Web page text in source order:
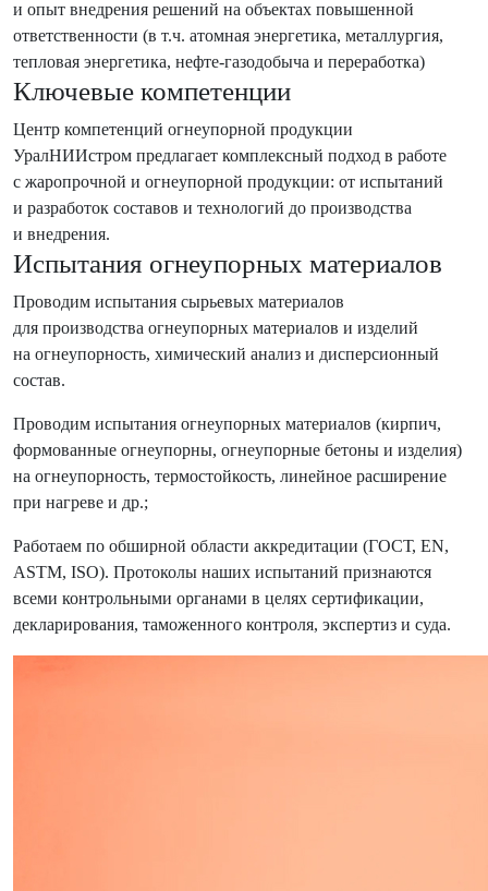
и опыт внедрения решений на объектах повышенной
ответственности (в т.ч. атомная энергетика, металлургия,
тепловая энергетика, нефте-газодобыча и переработка)
Ключевые компетенции
Центр компетенций огнеупорной продукции
УралНИИстром предлагает комплексный подход в работе
с жаропрочной и огнеупорной продукции: от испытаний
и разработок составов и технологий до производства
и внедрения.
Испытания огнеупорных материалов
Проводим испытания сырьевых материалов
для производства огнеупорных материалов и изделий
на огнеупорность, химический анализ и дисперсионный
состав.
Проводим испытания огнеупорных материалов (кирпич,
формованные огнеупорны, огнеупорные бетоны и изделия)
на огнеупорность, термостойкость, линейное расширение
при нагреве и др.;
Работаем по обширной области аккредитации (ГОСТ, EN,
ASTM, ISO). Протоколы наших испытаний признаются
всеми контрольными органами в целях сертификации,
декларирования, таможенного контроля, экспертиз и суда.